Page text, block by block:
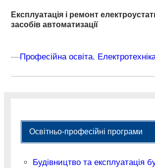
Експлуатація і ремонт
засобів автоматизації
––Професійна освіта.
Освітньо-професійні програми
Будівництво та експлуатація